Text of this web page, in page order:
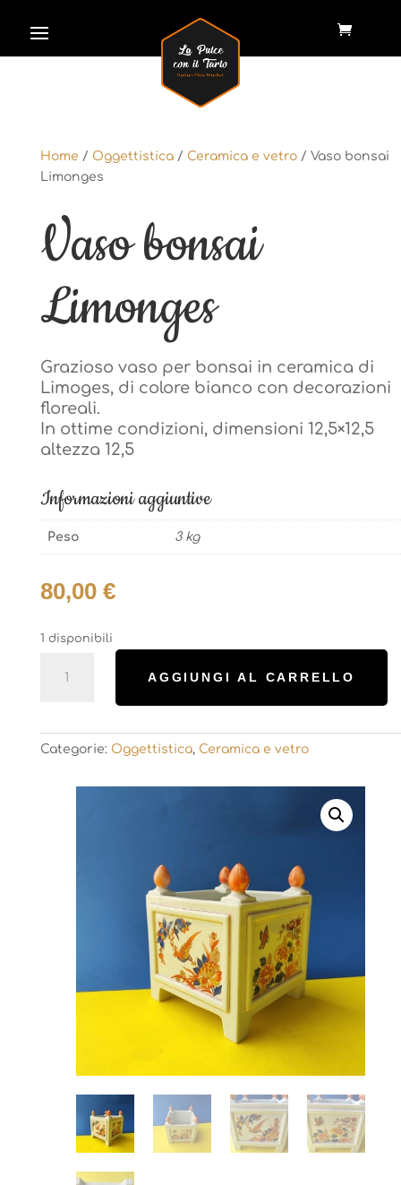
Home / Oggettistica/ Ceramica e vetro/ Vaso bonsai
Limonges
Vaso bonsai
Limonges
Grazioso vaso per bonsai in ceramica di
Limoges, di colore bianco con decorazioni
floreali.
In ottime condizioni, dimensioni 12,5×12,5
altezza 12,5
Informazioni aggiuntive
Peso 3 kg
80,00 €
1 disponibili
bonsai
AGGIUNGI AL CARRELLO
Categorie: Oggettistica, Ceramica e vetro
Home / Oggettistica/ Ceramica e vetro/ Vaso bonsai
Limonges
Vaso bonsai
Limonges
Grazioso vaso per bonsai in ceramica di
Limoges, di colore bianco con decorazioni
floreali.
In ottime condizioni, dimensioni 12,5×12,5
altezza 12,5
Informazioni aggiuntive
Peso 3 kg
80,00 €
1 disponibili
bonsai
AGGIUNGI AL CARRELLO
Categorie: Oggettistica, Ceramica e vetro